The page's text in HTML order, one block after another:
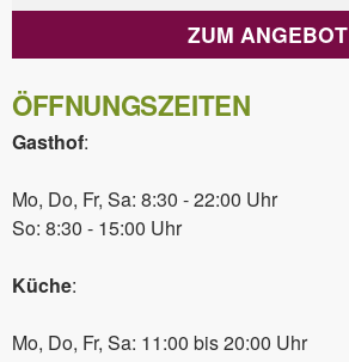
ZUM ANGEBOT
ÖFFNUNGSZEITEN
Gasthof:
Mo, Do, Fr, Sa: 8:30 - 22:00 Uhr
So: 8:30 - 15:00 Uhr
Küche:
Mo, Do, Fr, Sa: 11:00 bis 20:00 Uhr